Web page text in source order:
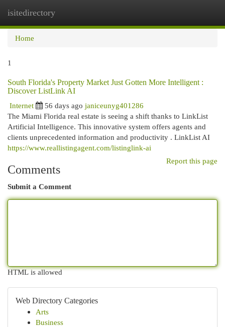
isitedirectory
Home
1
South Florida's Property Market Just Gotten More Intelligent :
Discover ListLink AI
Internet
56 days ago janiceunyg401286
The Miami Florida real estate is seeing a shift thanks to LinkList
Artificial Intelligence. This innovative system offers agents and
clients unprecedented information and productivity . LinkList AI
https://www.reallistingagent.com/listinglink-ai
Report this page
Comments
Submit a Comment
HTML is allowed
Web Directory Categories
Arts
Business